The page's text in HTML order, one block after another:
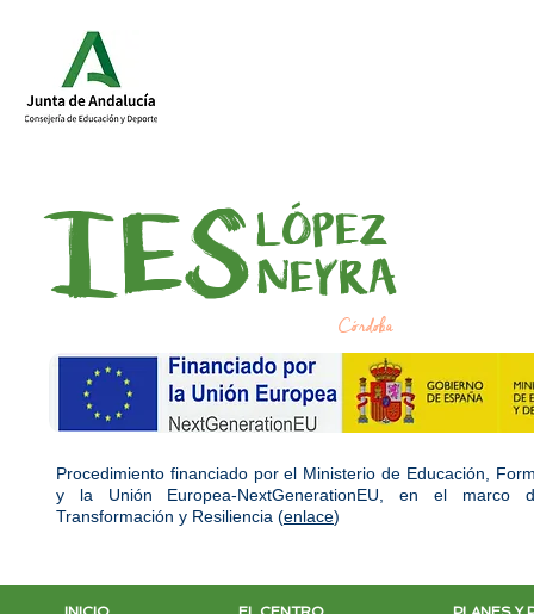
IESLÓPEZ
NEYRA
Córdoba
Procedimiento financiado por el Ministerio de Educación,
y la Unión Europea-NextGenerationEU, en el marco
Transformación y Resiliencia (enlace)